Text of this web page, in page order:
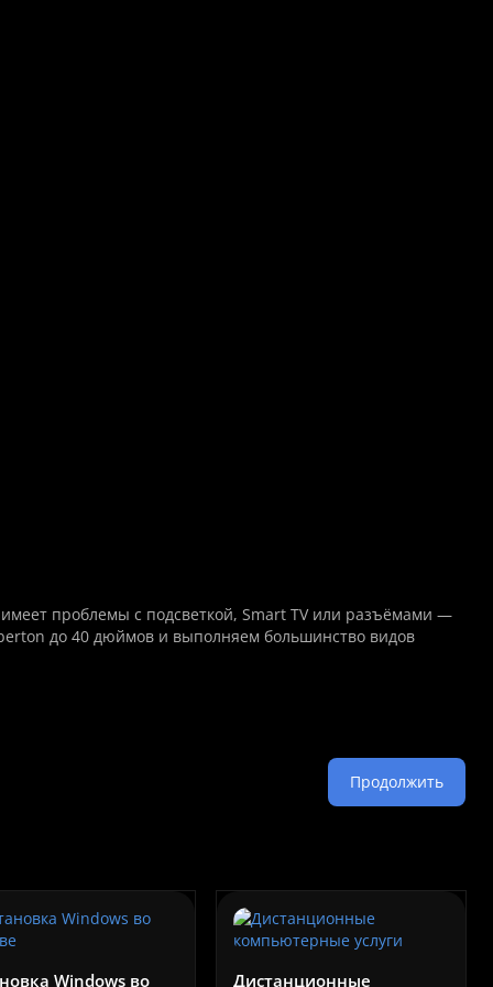
проблемы с подсветкой, Smart TV или разъёмами —
до 40 дюймов и выполняем большинство видов
Продолжить
Windows во Дистанционные